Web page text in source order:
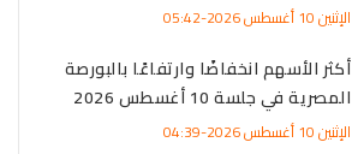
الإثنين 10 أغسطس 2026-05:42
أكثر الأسهم انخفاضًا وارتفاعًا بالبورصة
المصرية في جلسة 10 أغسطس 2026
الإثنين 10 أغسطس 2026-04:39